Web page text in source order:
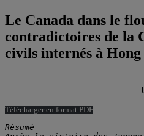
Le Canada dans le
contradictoires de la
civils internés à
Télécharger en format PDF
Résumé